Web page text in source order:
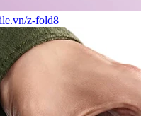
z-fold8